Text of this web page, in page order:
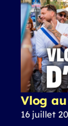
Vlog
16 juillet